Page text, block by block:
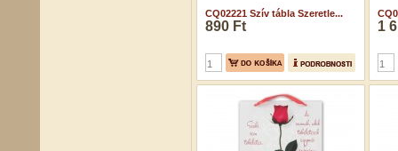
CQ02221 Szív tábla Szeretle...
890 Ft 1